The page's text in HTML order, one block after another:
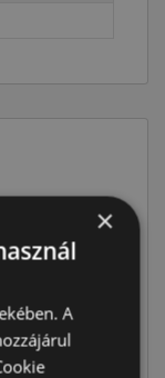
82 590 Ft
165 180 Ft
×
A